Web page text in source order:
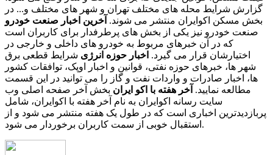
گزارش شرایط محله های مختلف تهران و شهر های مختلف و... در
بخش مسکن اکوایران منتشر می شوند. آخرین اخبار صنعت خودرو
صنعت خودرو نیز یکی از بخش های پرطرفدار برای کاربران است
که در آن خبرهای مربوط به خودرو های داخلی و خارجی در
اختیارشان قرار می گیرد. اخبار حوزه انرژی شرایط قطعی برق
شهر ها، خبرهای حوزه نفتی، قوانین و اخبار اوپک، توافقات کشور
ها، اخبار صادرات و واردات نفت و گاز را می توانید در این قسمت
مطالعه نمایید. آخر هفته با اکو ایران بخش آخر صفحه اصلی وب
سایت رسانه اکوایران به نام آخر هفته با اکوایران، شامل
پربازدیدترین اخباری است که در طول یک هفته منتشر می شود و از
استقبال خوبی از سمت کاربران برخوردار می شود.